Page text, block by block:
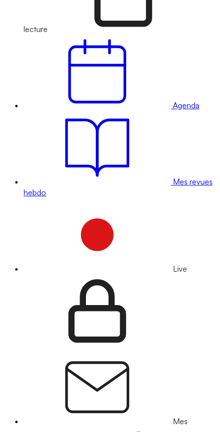
lecture
Agenda
Mes revues
hebdo
Live
Mes